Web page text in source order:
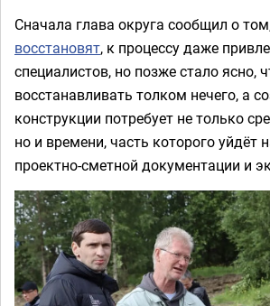
Сначала глава округа сообщил о
восстановят, к процессу даже
специалистов, но позже стало ясно,
восстанавливать толком нечего, а
конструкции потребует не только
но и времени, часть которого уйдёт
проектно-сметной документации и